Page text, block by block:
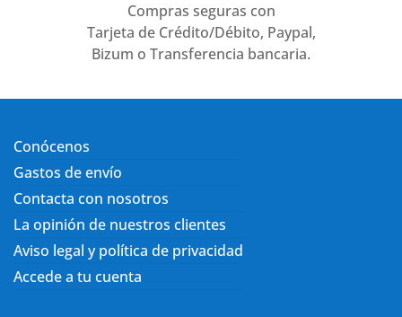
Compras seguras con
Tarjeta de Crédito/Débito, Paypal,
Bizum o Transferencia bancaria.
Conócenos
Gastos de envío
Contacta con nosotros
La opinión de nuestros clientes
Aviso legal y política de privacidad
Accede a tu cuenta